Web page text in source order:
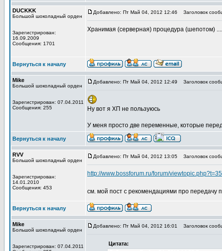
DUCKKK
Большой шоколадный орден
Зарегистрирован:
16.09.2009
Сообщения: 1701
Добавлено: Пт Май 04, 2012 12:46 Заголовок
Хранимая (серверная) процедура (шепотом) ....
Вернуться к началу
Mike
Большой шоколадный орден
Зарегистрирован: 07.04.2011
Сообщения: 255
Добавлено: Пт Май 04, 2012 12:49 Заголовок
Ну вот я ХП не пользуюсь
У меня просто две переменные, которые
Вернуться к началу
RVV
Большой шоколадный орден
Зарегистрирован:
14.01.2010
Сообщения: 453
Добавлено: Пт Май 04, 2012 13:05 Заголовок
http://www.bossforum.ru/forum/
см. мой пост с рекомендациями про передачу
Вернуться к началу
Mike
Большой шоколадный орден
Зарегистрирован: 07.04.2011
Добавлено: Пт Май 04, 2012 16:01 Заголовок
Цитата: